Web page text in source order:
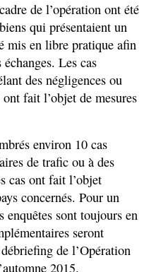
de l’opération ont été
qui présentaient un
mis en libre pratique afin
Les cas
des négligences ou
fait l’objet de mesures
environ 10 cas
de trafic ou à des
cas ont fait l’objet
concernés. Pour un
enquêtes sont toujours en
seront
de l’Opération
2015.